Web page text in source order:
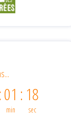
:01
min
: 18
sec